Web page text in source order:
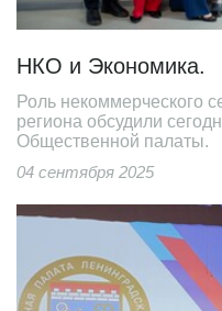
НКО и Экономика.
Роль некоммерческого
региона обсудили
Общественной палаты.
04 сентября 2025